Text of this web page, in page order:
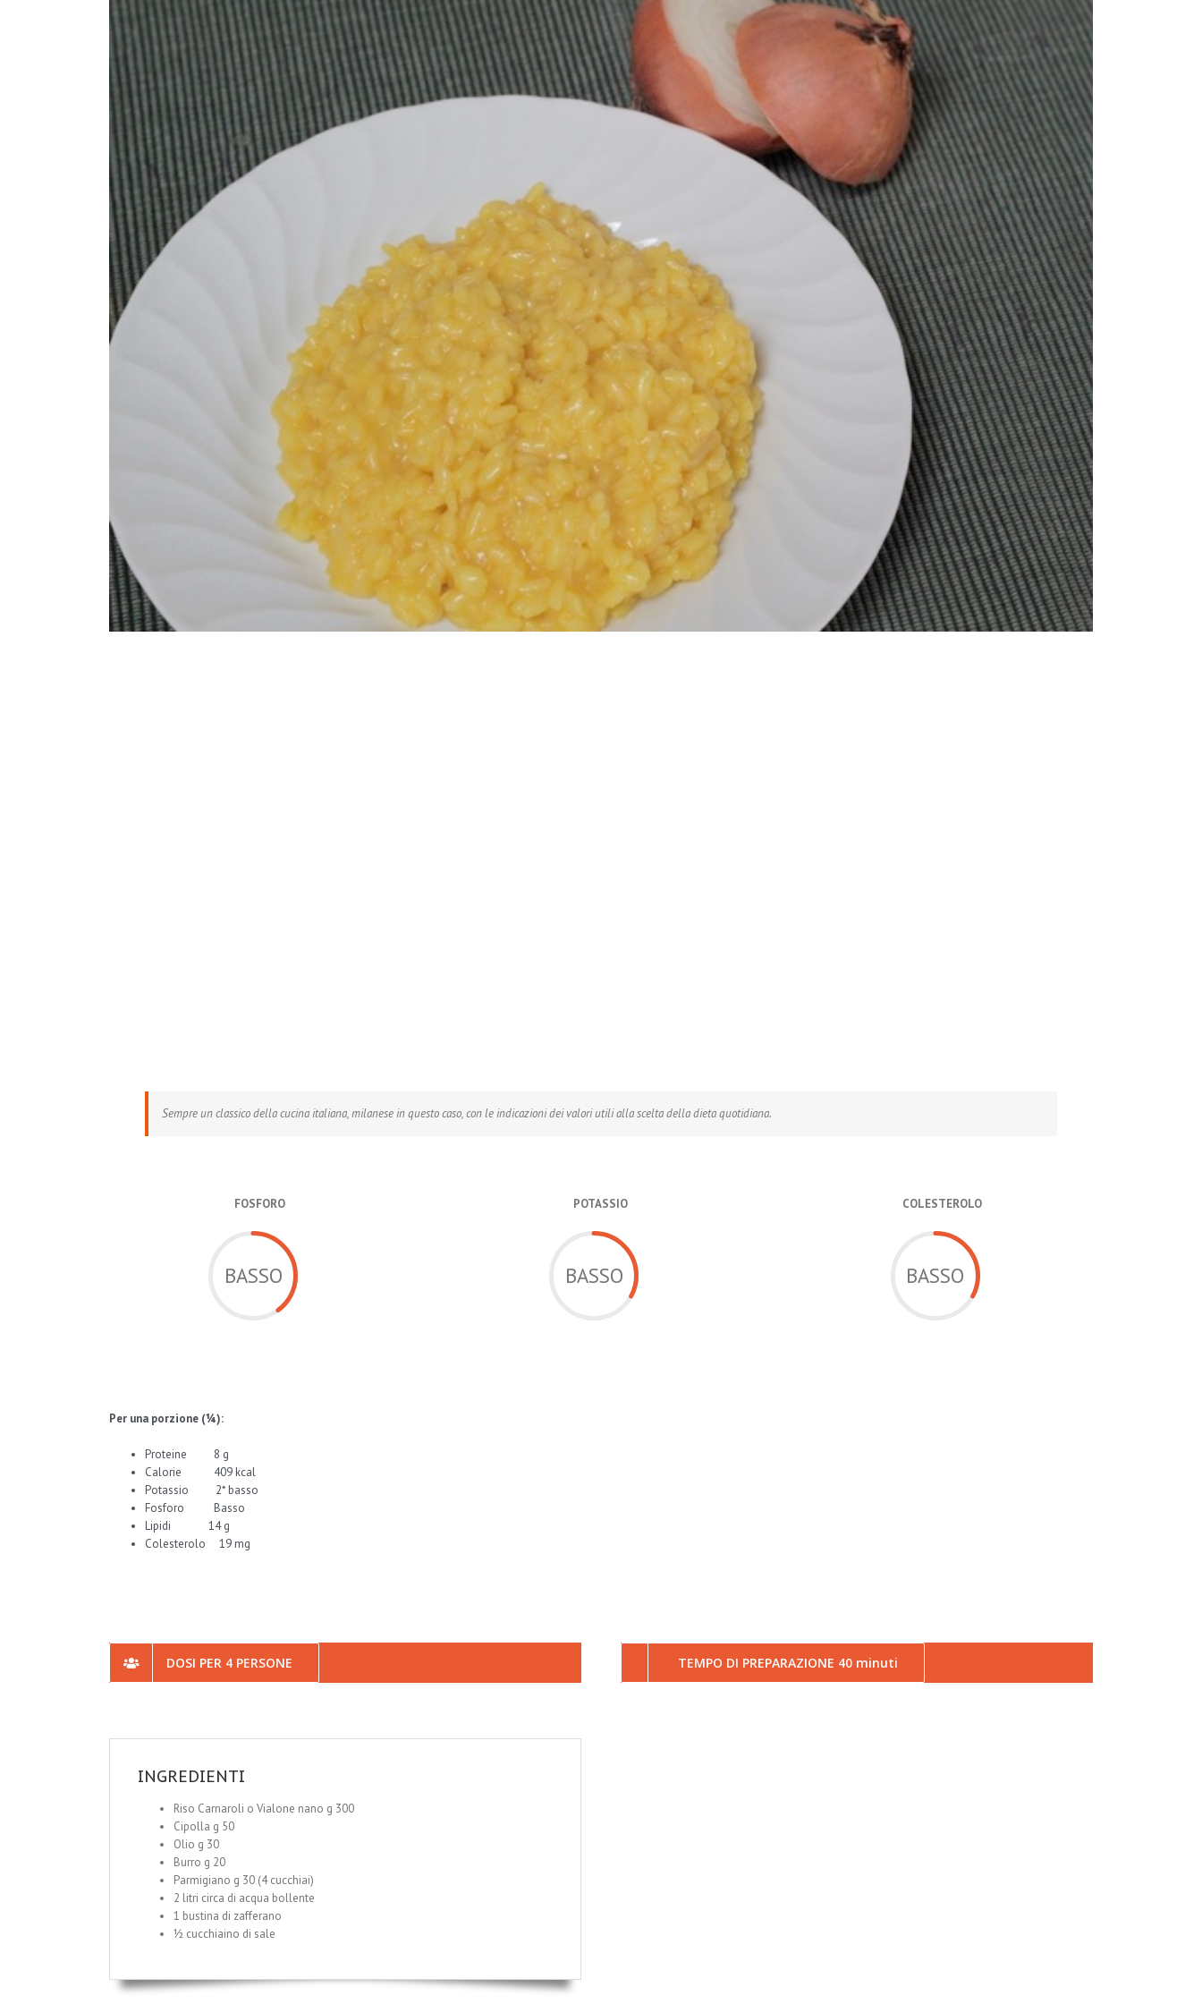
Image
Sempre un classico della cucina italiana, milanese in questo caso, con le indicazioni dei valori utili alla scelta della dieta quotidiana.
FOSFORO
BASSO
POTASSIO
BASSO
COLESTEROLO
BASSO
Per una porzione (¼):
Proteine 8 g
Calorie 409 kcal
Potassio 2* basso
Fosforo Basso
Lipidi 14 g
Colesterolo 19 mg
DOSI PER 4 PERSONE TEMPO DI PREPARAZIONE 40 minuti
INGREDIENTI
Riso Carnaroli o Vialone nano g 300
Cipolla g 50
Olio g 30
Burro g 20
Parmigiano g 30 (4 cucchiai)
2 litri circa di acqua bollente
1 bustina di zafferano
½ cucchiaino di sale